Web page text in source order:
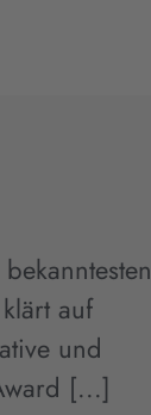
auf
und
[...]